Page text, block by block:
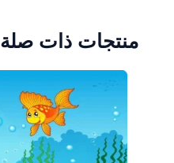
منتجات ذات صلة